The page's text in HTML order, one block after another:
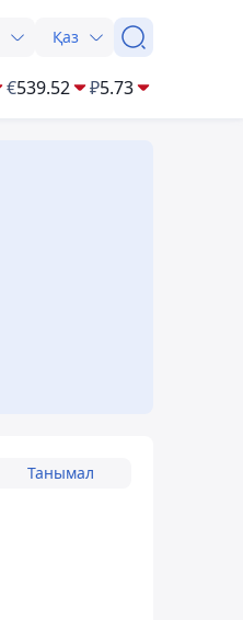
Қаз
€539.52 ₽5.73
Танымал